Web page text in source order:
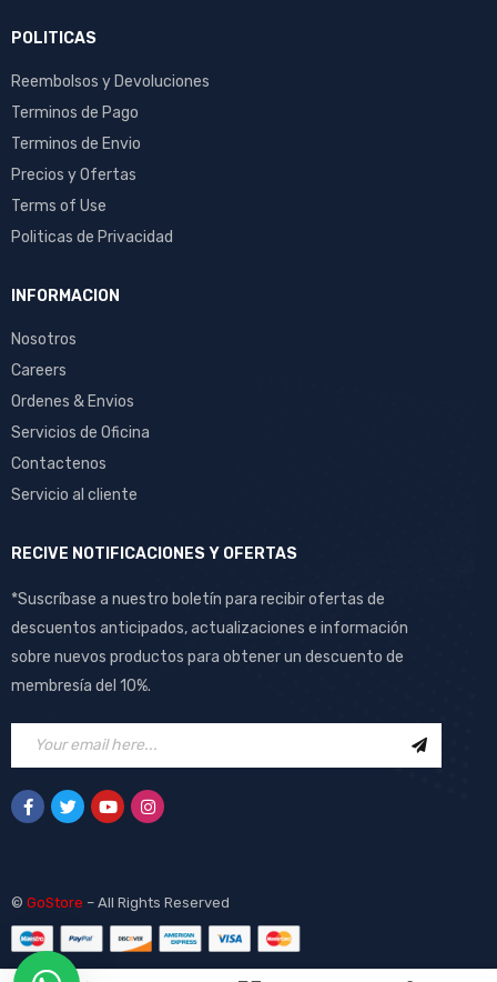
POLITICAS
Reembolsos y Devoluciones
Terminos de Pago
Terminos de Envio
Precios y Ofertas
Terms of Use
Politicas de Privacidad
INFORMACION
Nosotros
Careers
Ordenes & Envios
Servicios de Oficina
Contactenos
Servicio al cliente
RECIVE NOTIFICACIONES Y OFERTAS
*Suscríbase a nuestro boletín para recibir ofertas de
descuentos anticipados, actualizaciones e información
sobre nuevos productos para obtener un descuento de
membresía del 10%.
© GoStore – All Rights Reserved